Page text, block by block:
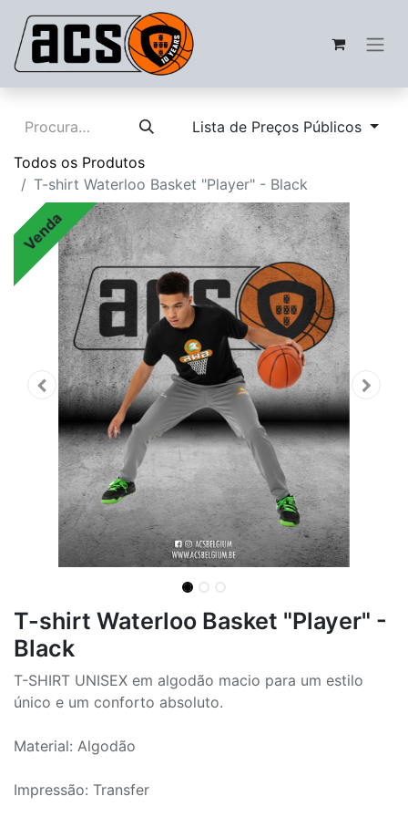
Lista de Preços Públicos
Todos os Produtos
T-shirt Waterloo Basket "Player" - Black
Venda
T-shirt Waterloo Basket "Player" -
Black
T-SHIRT UNISEX em algodão macio para um estilo
único e um conforto absoluto.
Material: Algodão
Impressão: Transfer